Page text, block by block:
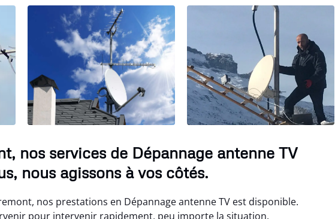
nos services de Dépannage antenne TV
nous agissons à vos côtés.
nos prestations en Dépannage antenne TV est disponible.
pour intervenir rapidement, peu importe la situation.